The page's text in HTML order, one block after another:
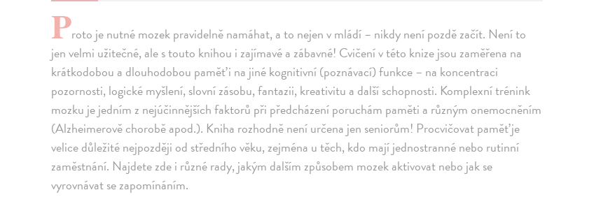
Proto je nutné mozek pravidelně namáhat, a to nejen v mládí – nikdy není pozdě začít. Není to
jen velmi užitečné, ale s touto knihou i zajímavé a zábavné! Cvičení v této knize jsou zaměřena na
krátkodobou a dlouhodobou paměť i na jiné kognitivní (poznávací) funkce – na koncentraci
pozornosti, logické myšlení, slovní zásobu, fantazii, kreativitu a další schopnosti. Komplexní trénink
mozku je jedním z nejúčinnějších faktorů při předcházení poruchám paměti a různým onemocněním
(Alzheimerově chorobě apod.). Kniha rozhodně není určena jen seniorům! Procvičovat paměť je
velice důležité nejpozději od středního věku, zejména u těch, kdo mají jednostranné nebo rutinní
zaměstnání. Najdete zde i různé rady, jakým dalším způsobem mozek aktivovat nebo jak se
vyrovnávat se zapomínáním.